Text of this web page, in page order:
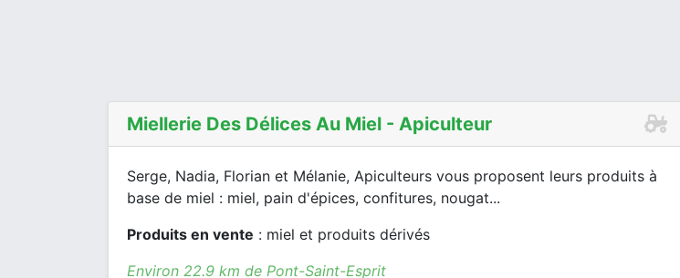
Miellerie Des Délices Au Miel - Apiculteur
Serge, Nadia, Florian et Mélanie, Apiculteurs vous proposent leurs produits à
base de miel : miel, pain d'épices, confitures, nougat...
Produits en vente : miel et produits dérivés
Environ 22.9 km de Pont-Saint-Esprit